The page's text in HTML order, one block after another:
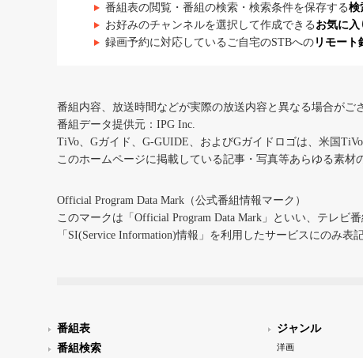
番組表の閲覧・番組の検索・検索条件を保存する検
お好みのチャンネルを選択して作成できる お気に
録画予約に対応しているご自宅のSTBへの リモート
番組内容、放送時間などが実際の放送内容と異なる場合がご
番組データ提供元：IPG Inc.
TiVo、Gガイド、G-GUIDE、およびGガイドロゴは、米国
このホームページに掲載している記事・写真等あらゆる素材
Official Program Data Mark（公式番組情報マーク）
このマークは「Official Program Data Mark」といい、テレビ
「SI(Service Information)情報」を利用したサービスにのみ表
番組表
番組検索
ジャンル
洋画